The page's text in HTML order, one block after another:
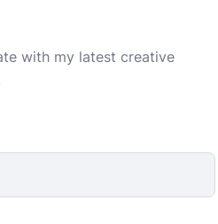
with my latest creative